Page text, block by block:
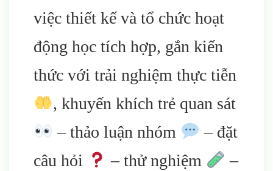
việc thiết kế và tổ chức hoạt
động học tích hợp, gắn kiến
thức với trải nghiệm thực tiễn
, khuyến khích trẻ quan sát
– thảo luận nhóm
– đặt
câu hỏi
– thử nghiệm
–